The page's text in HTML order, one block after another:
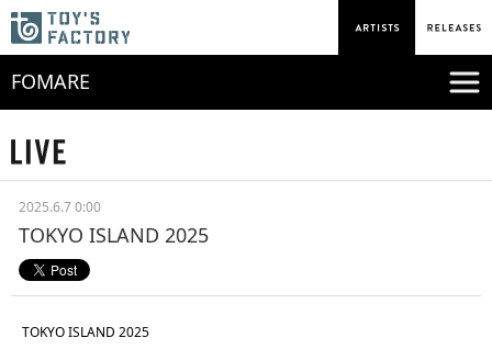
FOMARE
2025.6.7 0:00
TOKYO ISLAND 2025
TOKYO ISLAND 2025